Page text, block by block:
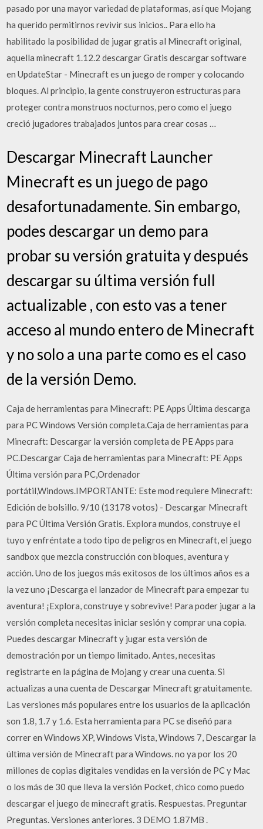
pasado por una mayor variedad de plataformas, así que Mojang
ha querido permitirnos revivir sus inicios.. Para ello ha
habilitado la posibilidad de jugar gratis al Minecraft original,
aquella minecraft 1.12.2 descargar Gratis descargar software
en UpdateStar - Minecraft es un juego de romper y colocando
bloques. Al principio, la gente construyeron estructuras para
proteger contra monstruos nocturnos, pero como el juego
creció jugadores trabajados juntos para crear cosas …
Descargar Minecraft Launcher
Minecraft es un juego de pago
desafortunadamente. Sin embargo,
podes descargar un demo para
probar su versión gratuita y después
descargar su última versión full
actualizable , con esto vas a tener
acceso al mundo entero de Minecraft
y no solo a una parte como es el caso
de la versión Demo.
Caja de herramientas para Minecraft: PE Apps Última descarga
para PC Windows Versión completa.Caja de herramientas para
Minecraft: Descargar la versión completa de PE Apps para
PC.Descargar Caja de herramientas para Minecraft: PE Apps
Última versión para PC,Ordenador
portátil,Windows.IMPORTANTE: Este mod requiere Minecraft:
Edición de bolsillo. 9/10 (13178 votos) - Descargar Minecraft
para PC Última Versión Gratis. Explora mundos, construye el
tuyo y enfréntate a todo tipo de peligros en Minecraft, el juego
sandbox que mezcla construcción con bloques, aventura y
acción. Uno de los juegos más exitosos de los últimos años es a
la vez uno ¡Descarga el lanzador de Minecraft para empezar tu
aventura! ¡Explora, construye y sobrevive! Para poder jugar a la
versión completa necesitas iniciar sesión y comprar una copia.
Puedes descargar Minecraft y jugar esta versión de
demostración por un tiempo limitado. Antes, necesitas
registrarte en la página de Mojang y crear una cuenta. Si
actualizas a una cuenta de Descargar Minecraft gratuitamente.
Las versiones más populares entre los usuarios de la aplicación
son 1.8, 1.7 y 1.6. Esta herramienta para PC se diseñó para
correr en Windows XP, Windows Vista, Windows 7, Descargar la
última versión de Minecraft para Windows. no ya por los 20
millones de copias digitales vendidas en la versión de PC y Mac
o los más de 30 que lleva la versión Pocket, chico como puedo
descargar el juego de minecraft gratis. Respuestas. Preguntar
Preguntas. Versiones anteriores. 3 DEMO 1.87MB .